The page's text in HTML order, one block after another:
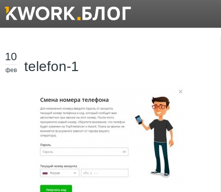
10
фев telefon-1